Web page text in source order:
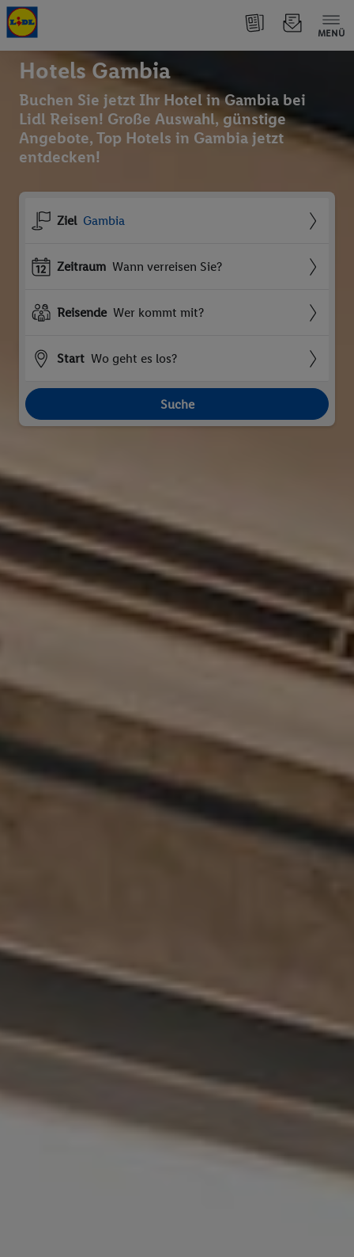
MENÜ
Hotels Gambia
Buchen Sie jetzt Ihr Hotel in Gambia bei
Lidl Reisen! Große Auswahl, günstige
Angebote, Top Hotels in Gambia jetzt
entdecken!
Ziel Gambia
Zeitraum Wann verreisen Sie?
Reisende Wer kommt mit?
Start Wo geht es los?
Suche